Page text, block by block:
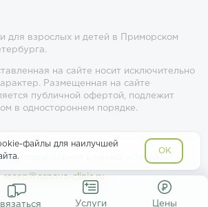
для взрослых и детей в Приморском
на сайте носит исключительно
Размещенная на сайте
публичной офертой, подлежит
в одностороннем порядке.
клиника «Основа»
resep@osnova-clinic.ru
Услуги Цены
файлы для наилучшей
OK